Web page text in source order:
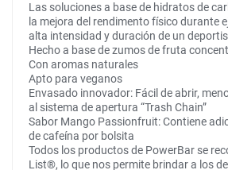
Las soluciones a base de hidratos de
la mejora del rendimento físico durante
alta intensidad y duración de un
Hecho a base de zumos de fruta
Con aromas naturales
Apto para veganos
Envasado innovador: Fácil de abrir,
al sistema de apertura “Trash Chain”
Sabor Mango Passionfruit: Contiene
de cafeína por bolsita
Todos los productos de PowerBar se
List®, lo que nos permite brindar a los